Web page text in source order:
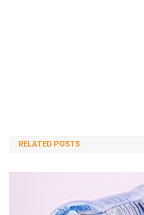
RELATED POSTS